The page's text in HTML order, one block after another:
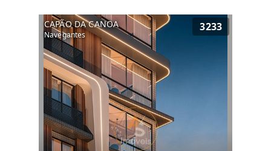
CAPÃO DA CANOA
Navegantes
3233